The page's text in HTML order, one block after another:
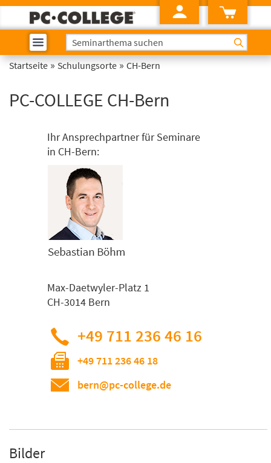
Startseite » Schulungsorte » CH-Bern
PC-COLLEGE CH-Bern
Ihr Ansprechpartner für Seminare
in CH-Bern:
Max-Daetwyler-Platz 1
CH-3014 Bern
+49 711 236 46 16
+49 711 236 46 18
bern@pc-college.de
Bilder